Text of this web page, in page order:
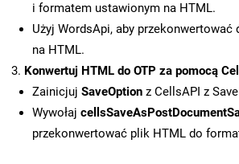
i formatem ustawionym na HTML.
Użyj WordsApi, aby przekonwertować
na HTML.
Konwertuj HTML do OTP za pomocą
Zainicjuj SaveOption z CellsAPI z
Wywołaj
przekonwertować plik HTML do